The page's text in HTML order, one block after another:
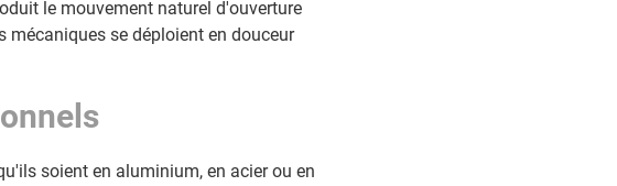
le mouvement naturel d'ouverture
se déploient en douceur
soient en aluminium, en acier ou en